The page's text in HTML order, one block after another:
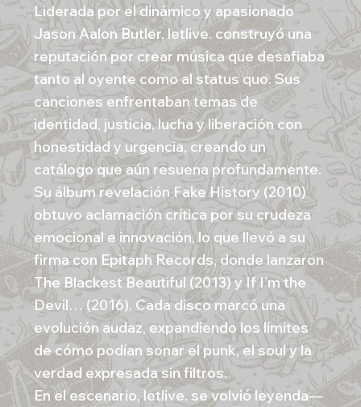
Liderada por el dinámico y apasionado
Jason Aalon Butler, letlive. construyó una
reputación por crear música que desafiaba
tanto al oyente como al status quo. Sus
canciones enfrentaban temas de
identidad, justicia, lucha y liberación con
honestidad y urgencia, creando un
catálogo que aún resuena profundamente.
Su álbum revelación Fake History (2010)
obtuvo aclamación crítica por su crudeza
emocional e innovación, lo que llevó a su
firma con Epitaph Records, donde lanzaron
The Blackest Beautiful (2013) y If I’m the
Devil… (2016). Cada disco marcó una
evolución audaz, expandiendo los límites
de cómo podían sonar el punk, el soul y la
verdad expresada sin filtros.
En el escenario, letlive. se volvió leyenda—